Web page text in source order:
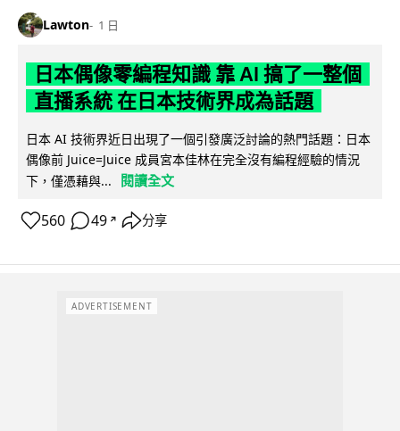
Lawton 1 日
日本偶像零編程知識 靠 AI 搞了一整個
直播系統 在日本技術界成為話題
日本 AI 技術界近日出現了一個引發廣泛討論的熱門話題：日本
偶像前 Juice=Juice 成員宮本佳林在完全沒有編程經驗的情況
下，僅憑藉與...
閱讀全文
560 49 ↗ 分享
ADVERTISEMENT